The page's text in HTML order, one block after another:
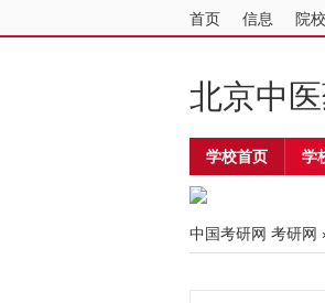
首页 信息 院校
北京中
学校首页 学
中国考研网 考研网